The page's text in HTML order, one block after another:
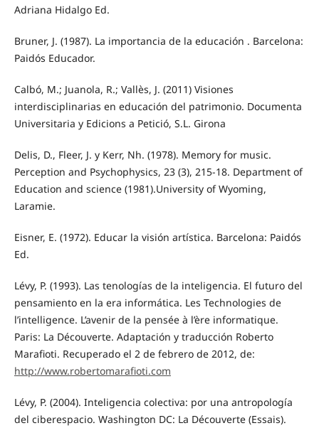
Adriana Hidalgo Ed.
Bruner, J. (1987). La importancia de la educación . Barcelona:
Paidós Educador.
Calbó, M.; Juanola, R.; Vallès, J. (2011) Visiones
interdisciplinarias en educación del patrimonio. Documenta
Universitaria y Edicions a Petició, S.L. Girona
Delis, D., Fleer, J. y Kerr, Nh. (1978). Memory for music.
Perception and Psychophysics, 23 (3), 215-18. Department of
Education and science (1981).University of Wyoming,
Laramie.
Eisner, E. (1972). Educar la visión artística. Barcelona: Paidós
Ed.
Lévy, P. (1993). Las tenologías de la inteligencia. El futuro del
pensamiento en la era informática. Les Technologies de
l’intelligence. L’avenir de la pensée à l’ère informatique.
Paris: La Découverte. Adaptación y traducción Roberto
Marafioti. Recuperado el 2 de febrero de 2012, de:
http://www.robertomarafioti.com
Lévy, P. (2004). Inteligencia colectiva: por una antropología
del ciberespacio. Washington DC: La Découverte (Essais).